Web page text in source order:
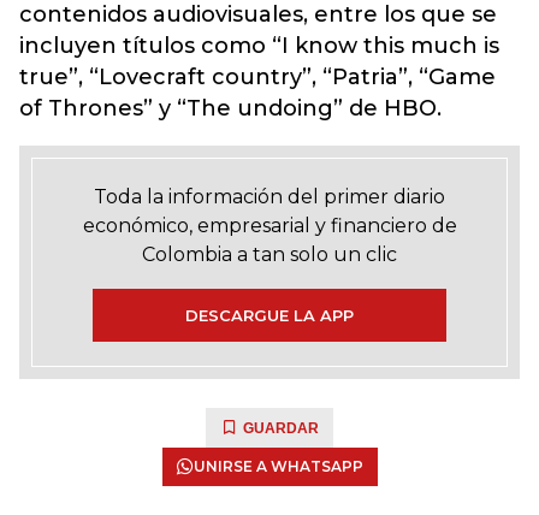
contenidos audiovisuales, entre los que se
incluyen títulos como “I know this much is
true”, “Lovecraft country”, “Patria”, “Game
of Thrones” y “The undoing” de HBO.
Toda la información del primer diario
económico, empresarial y financiero de
Colombia a tan solo un clic
DESCARGUE LA APP
GUARDAR
UNIRSE A WHATSAPP